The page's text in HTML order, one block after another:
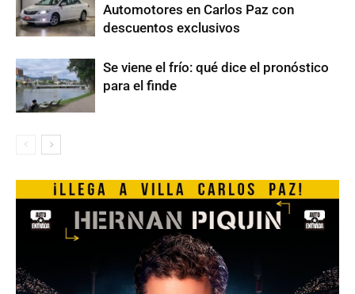
Automotores en Carlos Paz con
descuentos exclusivos
Se viene el frío: qué dice el pronóstico
para el finde